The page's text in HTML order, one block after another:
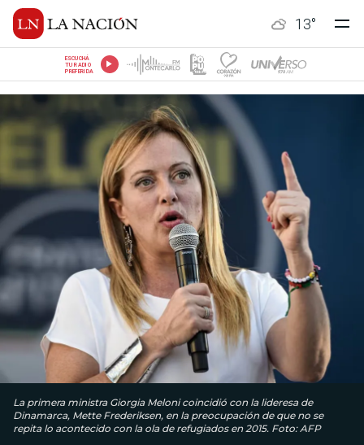
13°
ESCUCHÁ
TU RADIO
PREFERIDA
La primera ministra Giorgia Meloni coincidió con la lideresa de
Dinamarca, Mette Frederiksen, en la preocupación de que no se
repita lo acontecido con la ola de refugiados en 2015. Foto: AFP